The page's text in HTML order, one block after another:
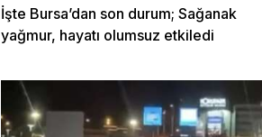
İşte Bursa’dan son durum; Sağanak
yağmur, hayatı olumsuz etkiledi